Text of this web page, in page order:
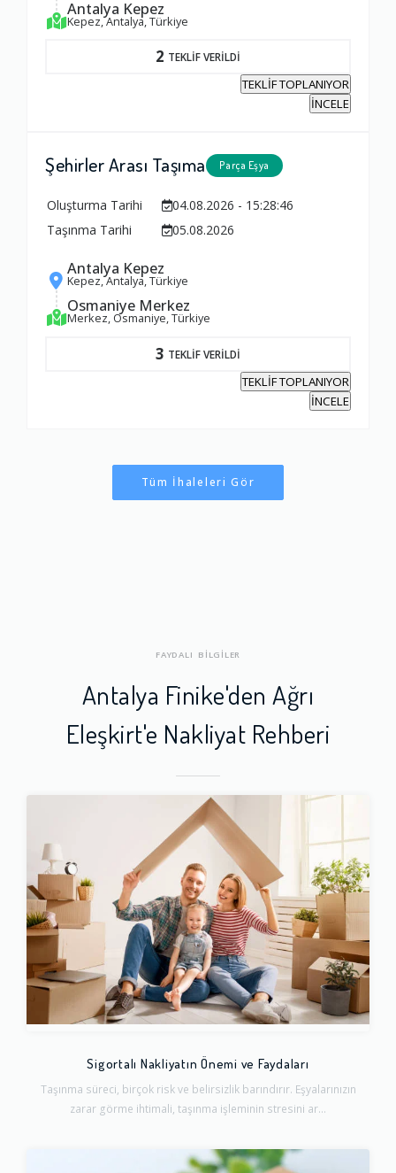
Antalya Kepez
Kepez, Antalya, Türkiye
2 TEKLİF VERİLDİ
TEKLİF TOPLANIYOR
İNCELE
Şehirler Arası Taşıma Parça Eşya
Oluşturma Tarihi
04.08.2026 - 15:28:46
Taşınma Tarihi
05.08.2026
Antalya Kepez
Kepez, Antalya, Türkiye
Osmaniye Merkez
Merkez, Osmaniye, Türkiye
3 TEKLİF VERİLDİ
TEKLİF TOPLANIYOR
İNCELE
Tüm İhaleleri Gör
FAYDALI BİLGİLER
Antalya Finike'den Ağrı
Eleşkirt'e Nakliyat Rehberi
Sigortalı Nakliyatın Önemi ve Faydaları
Taşınma süreci, birçok risk ve belirsizlik barındırır. Eşyalarınızın
zarar görme ihtimali, taşınma işleminin stresini ar...